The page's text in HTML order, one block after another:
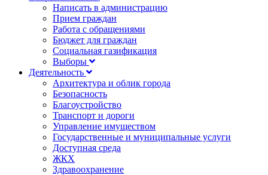
Написать в администрацию
Прием граждан
Работа с обращениями
Бюджет для граждан
Социальная газификация
Выборы
Деятельность
Архитектура и облик города
Безопасность
Благоустройство
Транспорт и дороги
Управление имуществом
Государственные и муниципальные услуги
Доступная среда
ЖКХ
Здравоохранение